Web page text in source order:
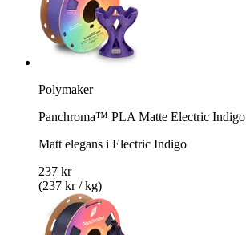
Polymaker
Panchroma™ PLA Matte Electric Indigo
Matt elegans i Electric Indigo
237 kr
(237 kr / kg)